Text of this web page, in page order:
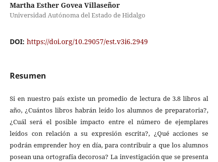
Martha Esther Govea Villaseñor
Universidad Autónoma del Estado de Hidalgo
DOI: https://doi.org/10.29057/est.v3i6.2949
Resumen
Si en nuestro país existe un promedio de lectura de 3.8 libros al
año, ¿Cuántos libros habrán leído los alumnos de preparatoria?,
¿Cuál será el posible impacto entre el número de ejemplares
leídos con relación a su expresión escrita?, ¿Qué acciones se
podrán emprender hoy en día, para contribuir a que los alumnos
posean una ortografía decorosa? La investigación que se presenta